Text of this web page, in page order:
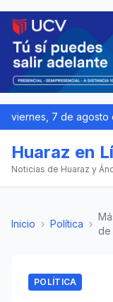
viernes, 7 de agosto
Huaraz en
Noticias de Huaraz y
Inicio › Política ›
de
POLÍTICA